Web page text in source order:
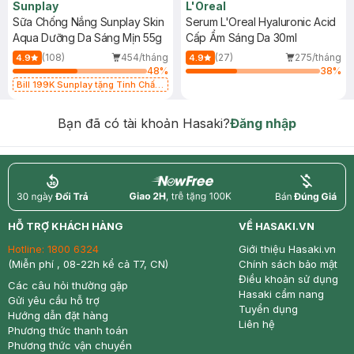
Sunplay
Sữa Chống Nắng Sunplay Skin
Aqua Dưỡng Da Sáng Mịn 55g
4.9 (108)
454/tháng
48%
Bill 199K Sunplay tặng Tinh Chất
L'Oreal
Serum L'Oreal Hyaluronic Acid
Cấp Ẩm Sáng Da 30ml
4.9 (27)
275/tháng
38%
Bạn đã có tài khoản Hasaki?Đăng nhập
return nowfree price
HỖ TRỢ KHÁCH HÀNG
Hotline: 1800 6324
(Miễn phí , 08-22h kể cả T7, CN)
Các câu hỏi thường gặp
Gửi yêu cầu hỗ trợ
Hướng dẫn đặt hàng
Phương thức thanh toán
Phương thức vận chuyển
VỀ HASAKI.VN
Giới thiệu Hasaki.vn
Chính sách bảo mật
Điều khoản sử dụng
Hasaki cẩm nang
Tuyển dụng
Liên hệ